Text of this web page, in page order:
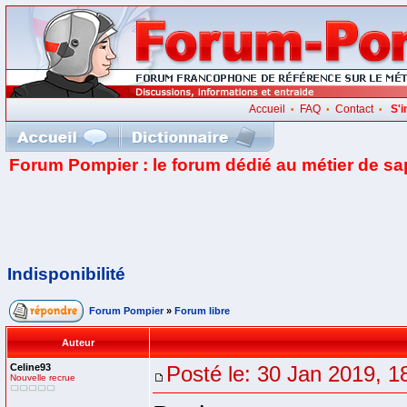
Accueil • FAQ• Contact•
Forum Pompier : le forum dédié au métier de
Indisponibilité
Forum Pompier » Forum libre
Auteur
Celine93
Nouvelle recrue Posté le: 30 Jan 2019,